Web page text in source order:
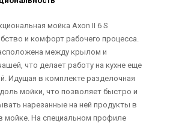
мойка Axon II 6 S
и комфорт рабочего процесса.
между крылом и
что делает работу на кухне еще
Идущая в комплекте разделочная
мойки, что позволяет быстро и
нарезанные на ней продукты в
мойке. На специальном профиле